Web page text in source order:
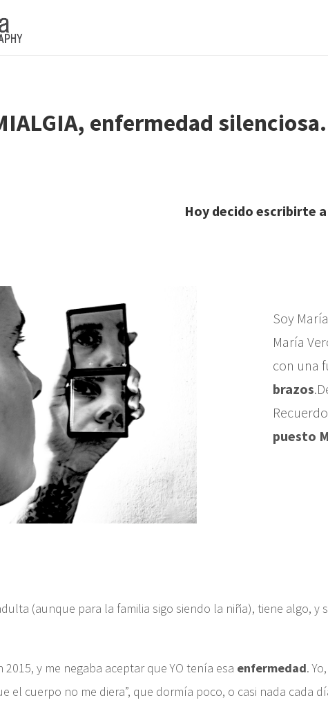
enfermedad silenciosa.
escribirte a ti, esa niña que
Soy
María
con una
brazos
puesto
(aunque para la familia sigo siendo la niña), tiene algo, y
y me negaba aceptar que YO tenía esa enfermedad.
el cuerpo no me diera”, que dormía poco, o casi nada cada